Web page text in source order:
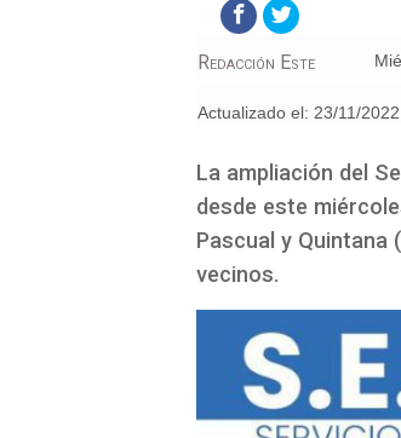
Redacción Este
Actualizado el: 23/11/
La ampliación del
desde este
Pascual y Quintana
vecinos.